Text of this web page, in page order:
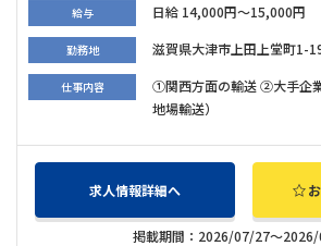
給与 日給 14,000円～15,000円
勤務地 滋賀県大津市上田上堂町1-
仕事内容
①関西方面の輸送 ②大手企
地場輸送）
求人情報詳細へ
掲載期間：2026/07/27～